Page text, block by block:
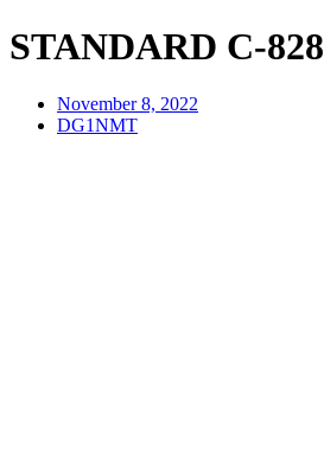
STANDARD C-828
November 8, 2022
DG1NMT